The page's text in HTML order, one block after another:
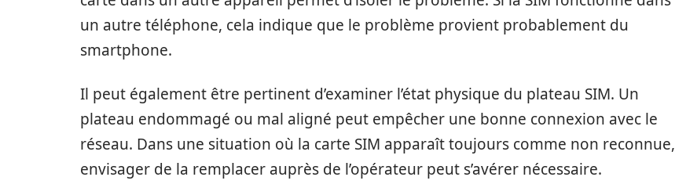
un autre téléphone, cela indique que le problème provient probablement du
smartphone.
Il peut également être pertinent d’examiner l’état physique du plateau SIM. Un
plateau endommagé ou mal aligné peut empêcher une bonne connexion avec le
réseau. Dans une situation où la carte SIM apparaît toujours comme non reconnue,
envisager de la remplacer auprès de l’opérateur peut s’avérer nécessaire.